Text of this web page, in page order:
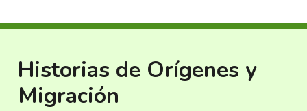
Historias de Orígenes y
Migración